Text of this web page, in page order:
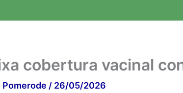
cobertura vacinal
Pomerode / 26/05/2026